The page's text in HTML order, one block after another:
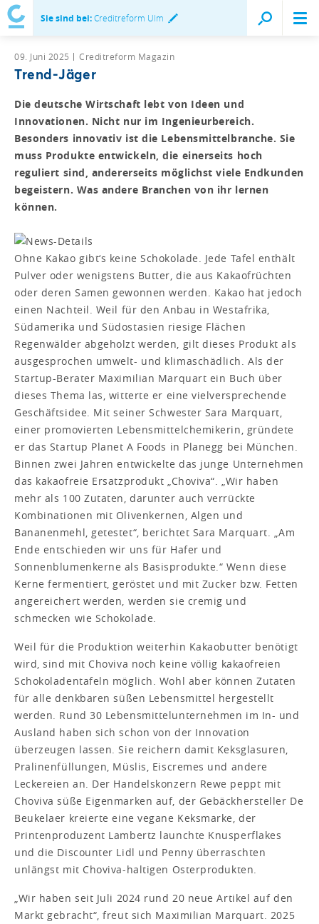
Sie sind bei:Creditreform Ulm
09. Juni 2025 Creditreform Magazin
Trend-Jäger
Die deutsche Wirtschaft lebt von Ideen und
Innovationen. Nicht nur im Ingenieurbereich.
Besonders innovativ ist die Lebensmittelbranche. Sie
muss Produkte entwickeln, die einerseits hoch
reguliert sind, andererseits möglichst viele Endkunden
begeistern. Was andere Branchen von ihr lernen
können.
Ohne Kakao gibt‘s keine Schokolade. Jede Tafel enthält
Pulver oder wenigstens Butter, die aus Kakaofrüchten
oder deren Samen gewonnen werden. Kakao hat jedoch
einen Nachteil. Weil für den Anbau in Westafrika,
Südamerika und Südostasien riesige Flächen
Regenwälder abgeholzt werden, gilt dieses Produkt als
ausgesprochen umwelt- und klimaschädlich. Als der
Startup-Berater Maximilian Marquart ein Buch über
dieses Thema las, witterte er eine vielversprechende
Geschäftsidee. Mit seiner Schwester Sara Marquart,
einer promovierten Lebensmittelchemikerin, gründete
er das Startup Planet A Foods in Planegg bei München.
Binnen zwei Jahren entwickelte das junge Unternehmen
das kakaofreie Ersatzprodukt „Choviva“. „Wir haben
mehr als 100 Zutaten, darunter auch verrückte
Kombinationen mit Olivenkernen, Algen und
Bananenmehl, getestet“, berichtet Sara Marquart. „Am
Ende entschieden wir uns für Hafer und
Sonnenblumenkerne als Basisprodukte.“ Wenn diese
Kerne fermentiert, geröstet und mit Zucker bzw. Fetten
angereichert werden, werden sie cremig und
schmecken wie Schokolade.
Weil für die Produktion weiterhin Kakaobutter benötigt
wird, sind mit Choviva noch keine völlig kakaofreien
Schokoladentafeln möglich. Wohl aber können Zutaten
für alle denkbaren süßen Lebensmittel hergestellt
werden. Rund 30 Lebensmittelunternehmen im In- und
Ausland haben sich schon von der Innovation
überzeugen lassen. Sie reichern damit Keksglasuren,
Pralinenfüllungen, Müslis, Eiscremes und andere
Leckereien an. Der Handelskonzern Rewe peppt mit
Choviva süße Eigenmarken auf, der Gebäckhersteller De
Beukelaer kreierte eine vegane Keksmarke, der
Printenproduzent Lambertz launchte Knusperflakes
und die Discounter Lidl und Penny überraschten
unlängst mit Choviva-haltigen Osterprodukten.
„Wir haben seit Juli 2024 rund 20 neue Artikel auf den
Markt gebracht“, freut sich Maximilian Marquart. 2025